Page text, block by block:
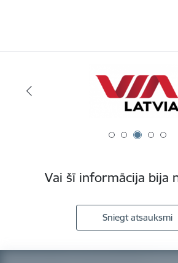
Vai šī informācija bija
Sniegt atsauksmi